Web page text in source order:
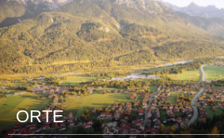
ORTE